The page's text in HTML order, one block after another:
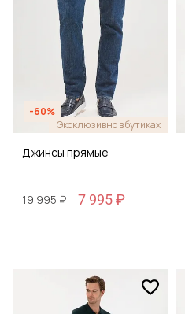
-60%
Эксклюзивно в бутиках
Джинсы прямые
19 995 ₽ 7 995 ₽